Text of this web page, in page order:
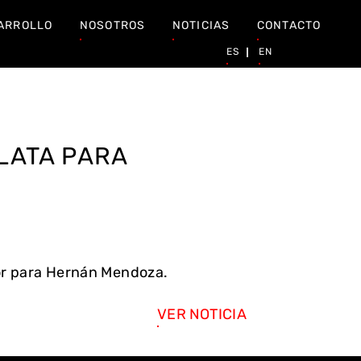
NOSOTROS NOTICIAS CONTACTO
ES EN
PARA
para Hernán Mendoza.
VER NOTICIA